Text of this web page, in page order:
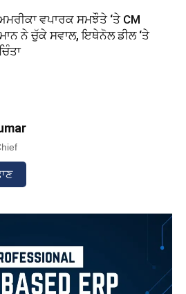
ਵਪਾਰਕ ਸਮਝੌਤੇ ‘ਤੇ CM
ਨੇ ਚੁੱਕੇ ਸਵਾਲ, ਇਥੇਨੋਲ ਡੀਲ ‘ਤੇ